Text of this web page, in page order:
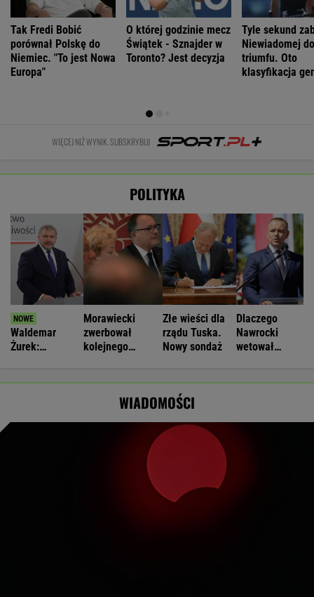
Tak Fredi Bobić
porównał Polskę do
Niemiec. "To jest Nowa
Europa"
O której godzinie mecz
Świątek - Sznajder w
Toronto? Jest decyzja
Tyle sekund
Niewiadomej do
triumfu. Oto
klasyfikacja
WIĘCEJ NIŻ WYNIK. SUBSKRYBUJ
POLITYKA
Waldemar
Żurek:
Morawiecki
zwerbował
kolejnego
Złe wieści dla
rządu Tuska.
Nowy sondaż
Dlaczego
Nawrocki
wetował
WIADOMOŚCI